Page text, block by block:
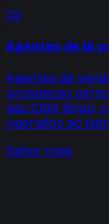
02
Agentes de IA
Agentes de
prospecao
seu CRM limpo,
operados ao
Saber mais